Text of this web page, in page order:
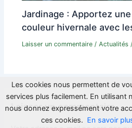
Jardinage : Apportez
couleur hivernale avec
Laisser un commentaire /Actualités
Laisser un commentaire
Les cookies nous permettent de
services plus facilement. En utilisant
nous donnez expressément votre
ces cookies. En savoir